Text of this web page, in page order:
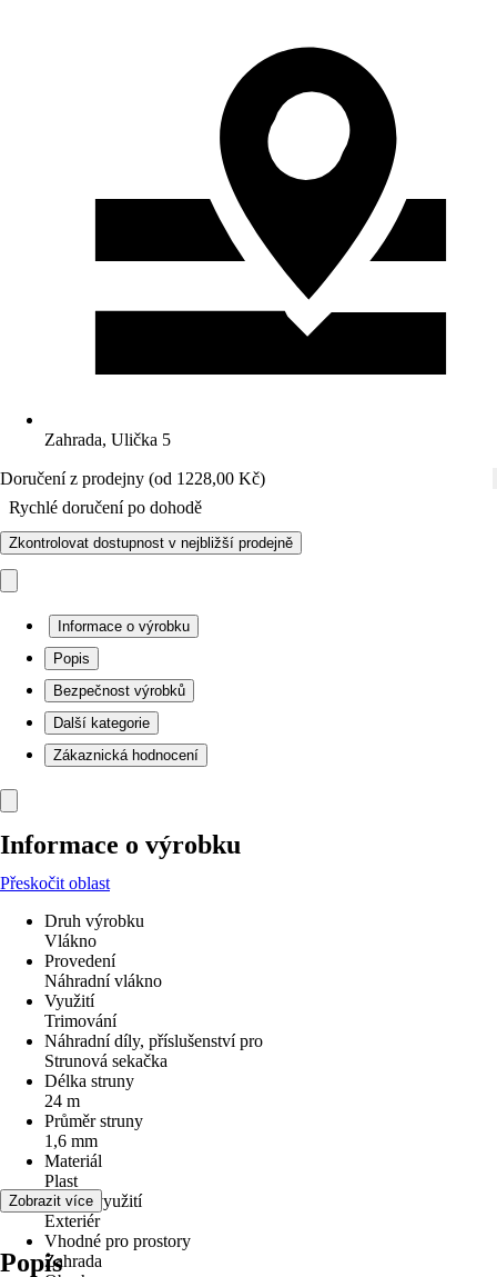
Zahrada, Ulička 5
Doručení z prodejny (od 1228,00 Kč)
Rychlé doručení po dohodě
Zkontrolovat dostupnost v nejbližší prodejně
Informace o výrobku
Popis
Bezpečnost výrobků
Další kategorie
Zákaznická hodnocení
Informace o výrobku
Přeskočit oblast
Druh výrobku
Vlákno
Provedení
Náhradní vlákno
Využití
Trimování
Náhradní díly, příslušenství pro
Strunová sekačka
Délka struny
24 m
Průměr struny
1,6 mm
Materiál
Plast
Oblast využití
Exteriér
Vhodné pro prostory
Zahrada
Zobrazit více
Popis